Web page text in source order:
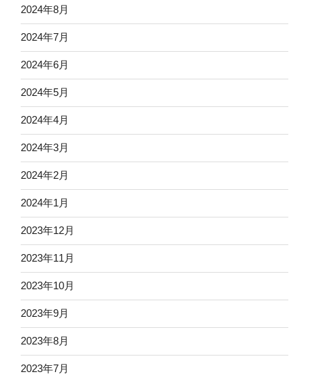
2024年8月
2024年7月
2024年6月
2024年5月
2024年4月
2024年3月
2024年2月
2024年1月
2023年12月
2023年11月
2023年10月
2023年9月
2023年8月
2023年7月